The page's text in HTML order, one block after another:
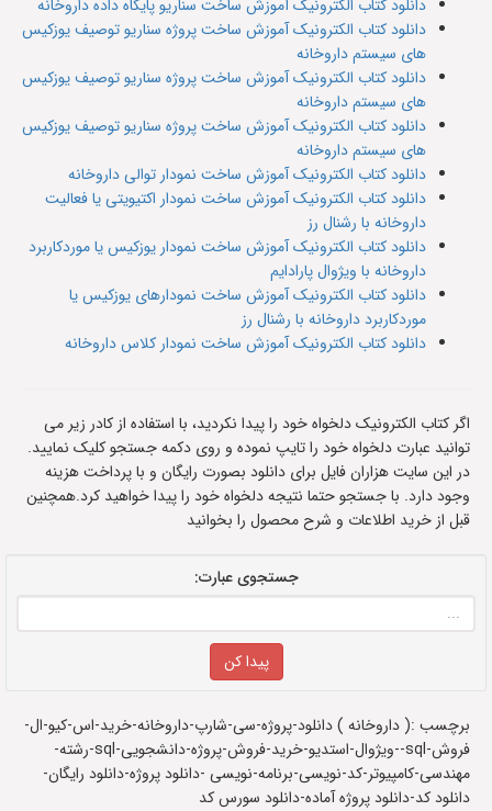
دانلود کتاب الکترونیک آموزش ساخت سناریو پایگاه داده داروخانه
دانلود کتاب الکترونیک آموزش ساخت پروژه سناریو توصیف یوزکیس
های سیستم داروخانه
دانلود کتاب الکترونیک آموزش ساخت پروژه سناریو توصیف یوزکیس
های سیستم داروخانه
دانلود کتاب الکترونیک آموزش ساخت پروژه سناریو توصیف یوزکیس
های سیستم داروخانه
دانلود کتاب الکترونیک آموزش ساخت نمودار توالی داروخانه
دانلود کتاب الکترونیک آموزش ساخت نمودار اکتیویتی یا فعالیت
داروخانه با رشنال رز
دانلود کتاب الکترونیک آموزش ساخت نمودار یوزکیس یا موردکاربرد
داروخانه با ویژوال پارادایم
دانلود کتاب الکترونیک آموزش ساخت نمودارهای یوزکیس یا
موردکاربرد داروخانه با رشنال رز
دانلود کتاب الکترونیک آموزش ساخت نمودار کلاس داروخانه
اگر کتاب الکترونیک دلخواه خود را پیدا نکردید، با استفاده از کادر زیر می
توانید عبارت دلخواه خود را تایپ نموده و روی دکمه جستجو کلیک نمایید.
در این سایت هزاران فایل برای دانلود بصورت رایگان و با پرداخت هزینه
وجود دارد. با جستجو حتما نتیجه دلخواه خود را پیدا خواهید کرد.همچنین
قبل از خرید اطلاعات و شرح محصول را بخوانید
جستجوی عبارت:
برچسب :( داروخانه ) دانلود-پروژه-سی-شارپ-داروخانه-خرید-اس-کیو-ال-
فروش-sql--ویژوال-استدیو-خرید-فروش-پروژه-دانشجویی-sql-رشته-
مهندسی-کامپیوتر-کد-نویسی-برنامه-نویسی -دانلود پروژه-دانلود رایگان-
دانلود کد-دانلود پروژه آماده-دانلود سورس کد